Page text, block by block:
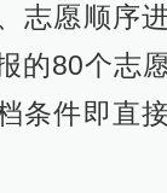
志愿顺序
的80个志
条件即直